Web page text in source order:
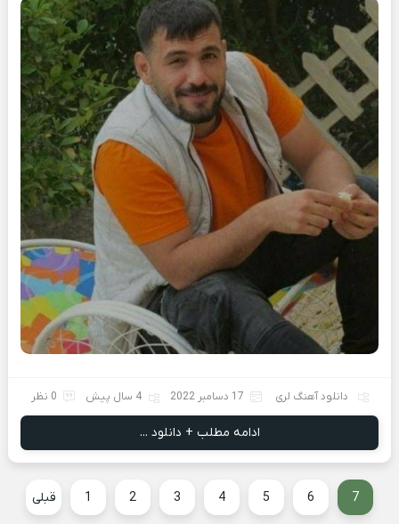
دانلود آهنگ لری 17 دسامبر 2022 4 سال پیش 0 نظر
ادامه مطلب + دانلود ...
قبلی 1 2 3 4 5 6 7